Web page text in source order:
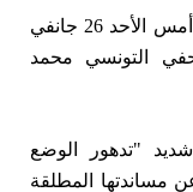
كشفت ضحايا التعذيب، في بلاغ أصدرته أمس الأحد 26 جانفي
التونسي محمد
"تدهور الوضع
مساندتها المطلقة